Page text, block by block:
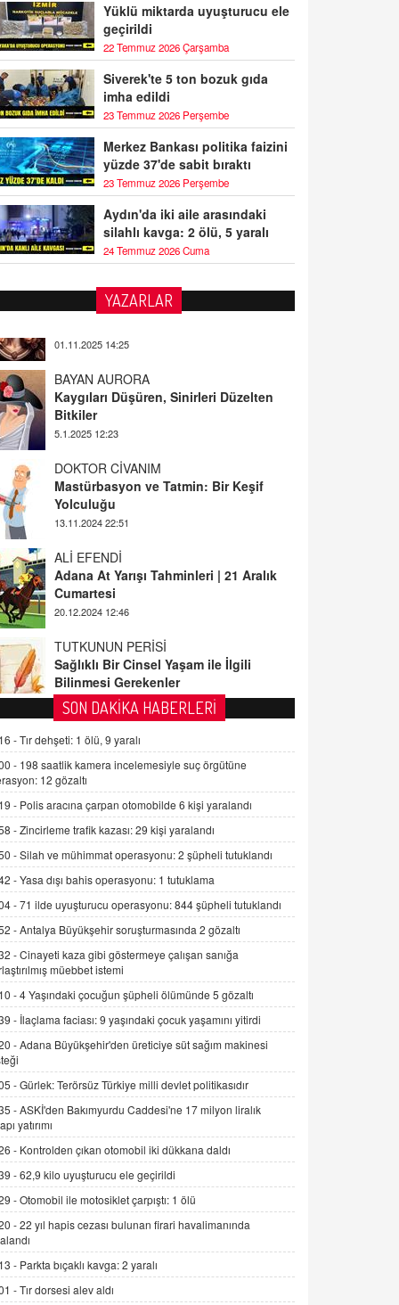
Yüklü miktarda uyuşturucu ele
geçirildi
22 Temmuz 2026 Çarşamba
Siverek'te 5 ton bozuk gıda
imha edildi
23 Temmuz 2026 Perşembe
Merkez Bankası politika faizini
yüzde 37'de sabit bıraktı
23 Temmuz 2026 Perşembe
Aydın'da iki aile arasındaki
silahlı kavga: 2 ölü, 5 yaralı
24 Temmuz 2026 Cuma
YAZARLAR
BAYAN AURORA
Bitkiler
5.1.2025 12:23
DOKTOR CİVANIM
Yolculuğu
13.11.2024 22:51
ALİ EFENDİ
Cumartesi
20.12.2024 12:46
TUTKUNUN PERİSİ
Bilinmesi Gerekenler
08.11.2024 13:16
FARUK ÖNALAN
Tezkere Onaylanmasaydı…
2 Kasım 2021 Salı 00:11
AV. DOĞAN CAN DOĞAN
Kişisel verilerin korunması ve dijital
hukukun gelişimi
15.09.2025 16:17
SEHER EREK
Kış Ayları Geldi, Hangi Önlemler
Alınmalı?
9.12.2025 10:11
İNCİ GÜL AKÖL
Trump Keşke Adana'yı da Ziyaret Etse...
06.07.2026 13:00
Esed Destekçilerinin Yüzüne Vurulan
Şamar: Sednaya
11.12.2024 12:30
DR. EKREM ASLAN
Gerçek Ne, Algı Ne? "Beraber
Yürüyoruz" Cümlesinin Peşinden
19.07.2025 12:45
Şifacının Yolu
04.11.2025 12:56
SON DAKİKA HABERLERİ
-Tır dehşeti: 1 ölü, 9 yaralı
- 198 saatlik kamera incelemesiyle suç örgütüne
12 gözaltı
- Polis aracına çarpan otomobilde 6 kişi yaralandı
-Zincirleme trafik kazası: 29 kişi yaralandı
-Silah ve mühimmat operasyonu: 2 şüpheli tutuklandı
-Yasa dışı bahis operasyonu: 1 tutuklama
-71 ilde uyuşturucu operasyonu: 844 şüpheli tutuklandı
-Antalya Büyükşehir soruşturmasında 2 gözaltı
-Cinayeti kaza gibi göstermeye çalışan sanığa
müebbet istemi
-4 Yaşındaki çocuğun şüpheli ölümünde 5 gözaltı
- İlaçlama faciası: 9 yaşındaki çocuk yaşamını yitirdi
-Adana Büyükşehir'den üreticiye süt sağım makinesi
-Gürlek: Terörsüz Türkiye milli devlet politikasıdır
-ASKİ'den Bakımyurdu Caddesi'ne 17 milyon liralık
yatırımı
- Kontrolden çıkan otomobil iki dükkana daldı
-62,9 kilo uyuşturucu ele geçirildi
-Otomobil ile motosiklet çarpıştı: 1 ölü
-22 yıl hapis cezası bulunan firari havalimanında
- Parkta bıçaklı kavga: 2 yaralı
-Tır dorsesi alev aldı